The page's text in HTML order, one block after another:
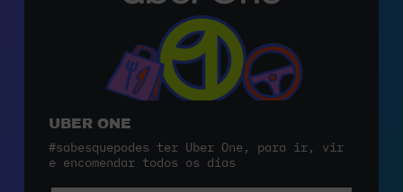
UBER ONE
#sabesquepodes ter Uber One, para ir, vir
e encomendar todos os dias